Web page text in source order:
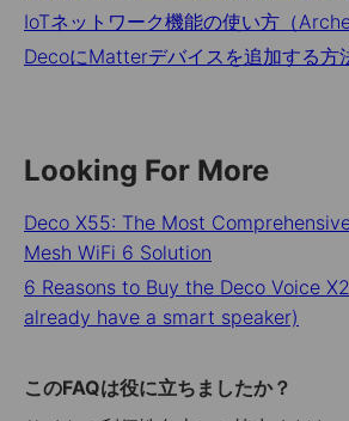
IoTネットワーク機能の使い方（
DecoにMatterデバイスを追加する方
Looking For More
Deco X55: The Most
Mesh WiFi 6 Solution
6 Reasons to Buy the Deco Voice
already have a smart speaker)
このFAQは役に立ちましたか？